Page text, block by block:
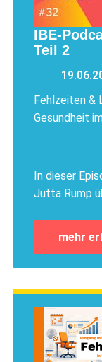
IBE-
Teil 2
Fehlzeiten &
Gesundheit
​​​​​​​In dieser
Jutta Rump
mehr